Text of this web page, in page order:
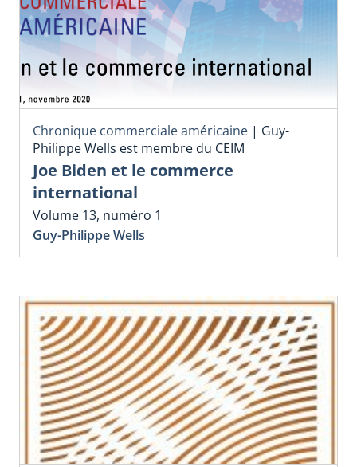
Chronique commerciale américaine | Guy-
Philippe Wells est membre du CEIM
Joe Biden et le commerce
international
Volume 13, numéro 1
Guy-Philippe Wells